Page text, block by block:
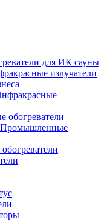
для ИК сауны
излучатели
обогреватели
Промышленные